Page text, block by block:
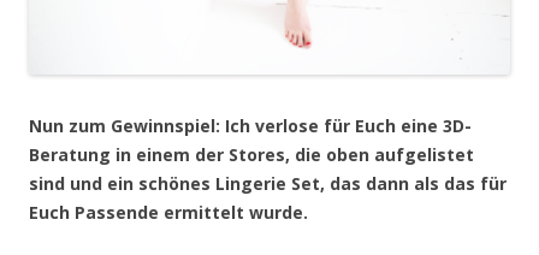
Nun zum Gewinnspiel: Ich verlose für Euch eine 3D-
Beratung in einem der Stores, die oben aufgelistet
sind und ein schönes Lingerie Set, das dann als das für
Euch Passende ermittelt wurde.